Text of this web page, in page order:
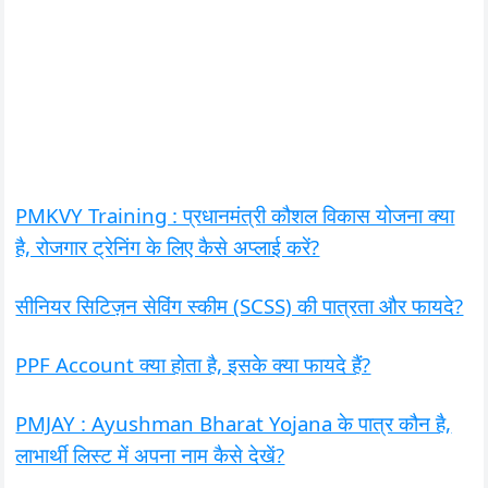
PMKVY Training : प्रधानमंत्री कौशल विकास योजना क्या
है, रोजगार ट्रेनिंग के लिए कैसे अप्लाई करें?
सीनियर सिटिज़न सेविंग स्कीम (SCSS) की पात्रता और फायदे?
PPF Account क्या होता है, इसके क्या फायदे हैं?
PMJAY : Ayushman Bharat Yojana के पात्र कौन है,
लाभार्थी लिस्ट में अपना नाम कैसे देखें?